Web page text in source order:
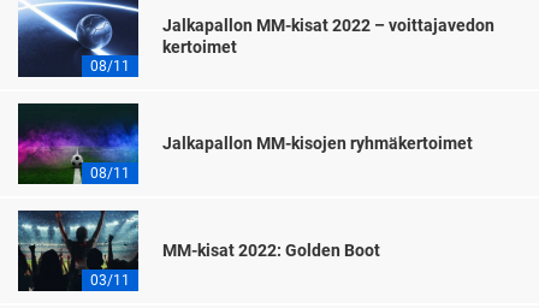
08/11
Jalkapallon MM-kisat 2022 – voittajavedon
kertoimet
08/11
Jalkapallon MM-kisojen ryhmäkertoimet
03/11
MM-kisat 2022: Golden Boot